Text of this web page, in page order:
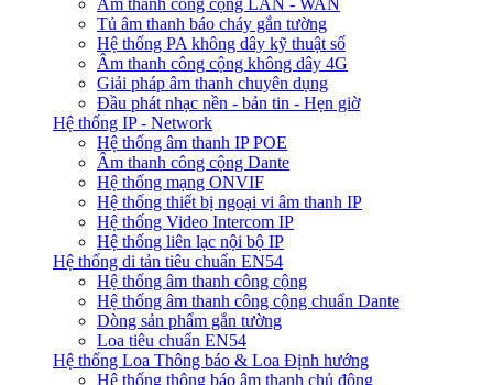
Âm thanh công cộng LAN - WAN
Tủ âm thanh báo cháy gắn tường
Hệ thống PA không dây kỹ thuật số
Âm thanh công cộng không dây 4G
Giải pháp âm thanh chuyên dụng
Đầu phát nhạc nền - bản tin - Hẹn giờ
Hệ thống IP - Network
Hệ thống âm thanh IP POE
Âm thanh công cộng Dante
Hệ thống mạng ONVIF
Hệ thống thiết bị ngoại vi âm thanh IP
Hệ thống Video Intercom IP
Hệ thống liên lạc nội bộ IP
Hệ thống di tản tiêu chuẩn EN54
Hệ thống âm thanh công cộng
Hệ thống âm thanh công cộng chuẩn Dante
Dòng sản phẩm gắn tường
Loa tiêu chuẩn EN54
Hệ thống Loa Thông báo & Loa Định hướng
Hệ thống thông báo âm thanh chủ động